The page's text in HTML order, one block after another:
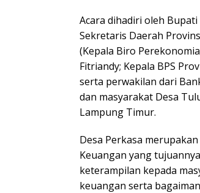
Acara dihadiri oleh
Sekretaris Daerah
(Kepala Biro
Fitriandy; Kepala BPS
serta perwakilan dari
dan masyarakat Desa
Lampung Timur.
Desa Perkasa
Keuangan yang
keterampilan kepada
keuangan serta